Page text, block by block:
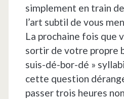
simplement en train
l’art subtil de vous
La prochaine fois que
sortir de votre propre
suis-dé-bor-dé »
cette question
passer trois heures